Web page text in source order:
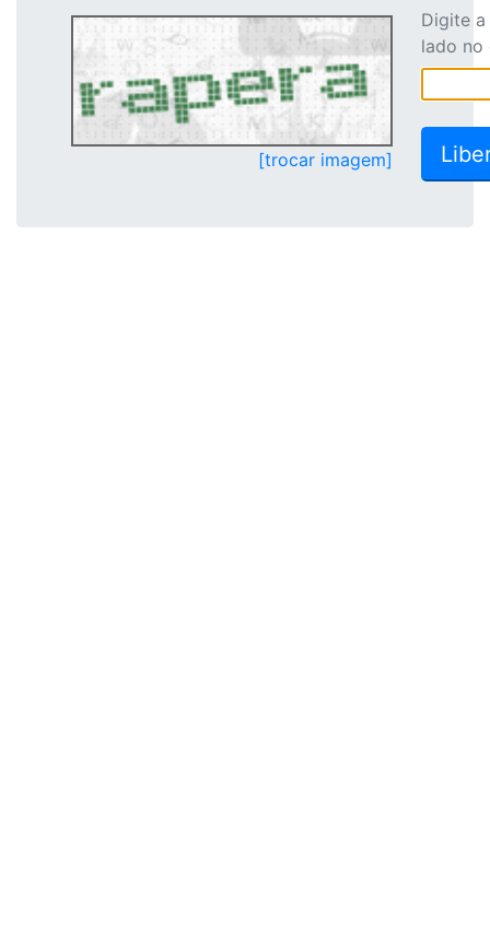
[trocar imagem]
Digite
lado no